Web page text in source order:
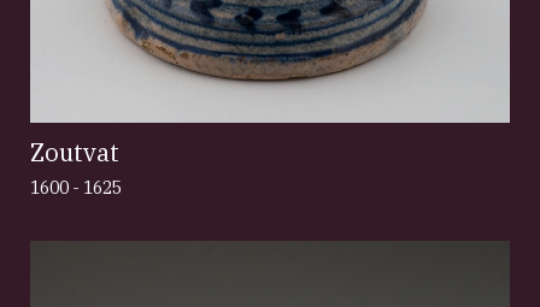
Zoutvat
1600 - 1625